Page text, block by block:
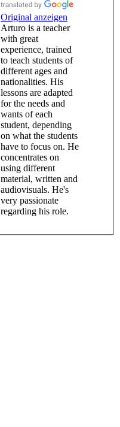
Original anzeigen
Arturo is a teacher
with great
experience, trained
to teach students of
different ages and
nationalities. His
lessons are adapted
for the needs and
wants of each
student, depending
on what the students
have to focus on. He
concentrates on
using different
material, written and
audiovisuals. He's
very passionate
regarding his role.